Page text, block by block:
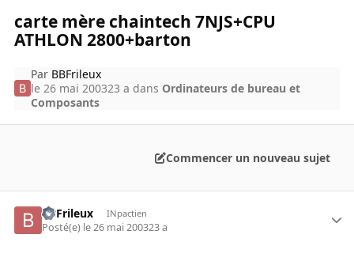
carte mère chaintech 7NJS+CPU
ATHLON 2800+barton
Par BBFrileux
le 26 mai 200323 a dans Ordinateurs de bureau et
Composants
Commencer un nouveau sujet
BBFrileux INpactien
Posté(e) le 26 mai 200323 a